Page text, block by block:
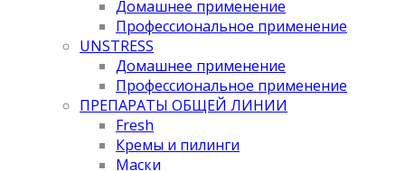
Домашнее применение
Профессиональное применение
UNSTRESS
Домашнее применение
Профессиональное применение
ПРЕПАРАТЫ ОБЩЕЙ ЛИНИИ
Fresh
Кремы и пилинги
Маски